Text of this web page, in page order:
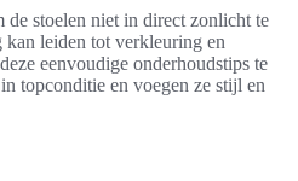
de stoelen niet in direct zonlicht te
leiden tot verkleuring en
eenvoudige onderhoudstips te
topconditie en voegen ze stijl en